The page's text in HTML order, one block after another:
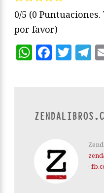
0/5 (0
por favor)
·